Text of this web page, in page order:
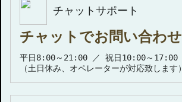
チャットサポート
チャットでお問い合わせ
平日8:00～21:00 ／ 祝日10:00～17:00
（土日休み、オペレーターが対応致します）